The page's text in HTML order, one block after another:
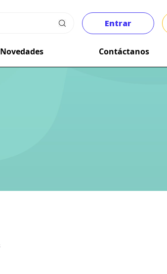
Entrar
Novedades Contáctanos